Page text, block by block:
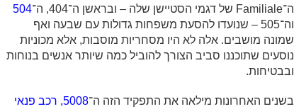
ה־Familiale של דגמי הסטיישן שלה – ובראשן ה־404, ה־
504
וה־505 – שנועדו להסעת משפחות גדולות עם שבעה ואף
שמונה מושבים. אלה לא היו מסחריות מוסבות, אלא מכוניות
נוסעים שתוכננו סביב הצורך להוביל כמה שיותר אנשים בנוחות
ובבטיחות.
בשנים האחרונות מילאה את התפקיד הזה ה־
5008, רכב פנאי